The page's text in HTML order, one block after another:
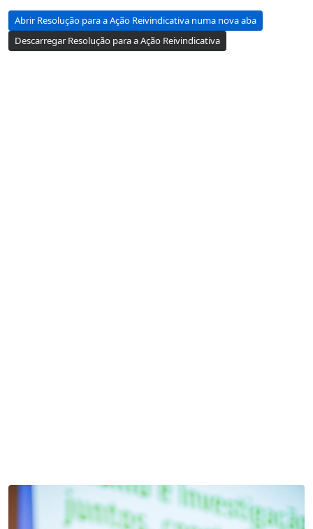
Abrir Resolução para a Ação Reivindicativa numa nova aba
Descarregar Resolução para a Ação Reivindicativa